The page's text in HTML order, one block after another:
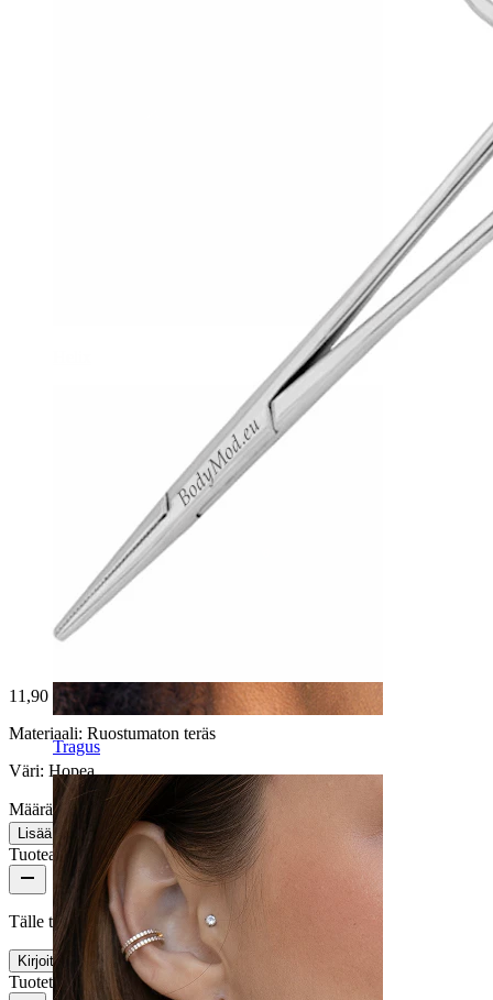
Tragus
11,90 €
Materiaali: Ruostumaton teräs
Väri: Hopea
Määrä: 1
Muuta
Lisää ostoskoriin
Tuotearvostelut
Tälle tuotteelle ei ole vielä arvosteluja
Kirjoita arvostelu
Tuotetiedot